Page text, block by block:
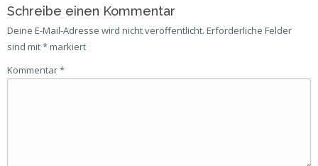
Schreibe einen Kommentar
Deine E-Mail-Adresse wird nicht veröffentlicht. Erforderliche Felder
sind mit*markiert
Kommentar*